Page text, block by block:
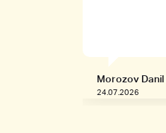
Morozov
24.07.2026